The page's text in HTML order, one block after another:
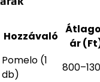
Hozzávaló
ár
Pomelo (1
db)